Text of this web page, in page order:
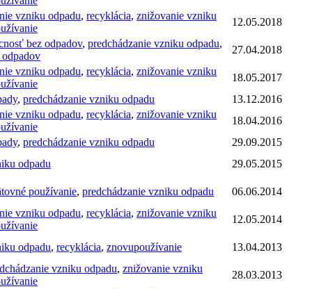
vzniku odpadu, recyklácia, znižovanie vzniku
12.05.2018
bez odpadov, predchádzanie vzniku odpadu,
27.04.2018
vzniku odpadu, recyklácia, znižovanie vzniku
18.05.2017
, predchádzanie vzniku odpadu
13.12.2016
vzniku odpadu, recyklácia, znižovanie vzniku
18.04.2016
, predchádzanie vzniku odpadu
29.09.2015
odpadu 29.05.2015
používanie, predchádzanie vzniku odpadu 06.06.2014
vzniku odpadu, recyklácia, znižovanie vzniku
12.05.2014
odpadu, recyklácia, znovupoužívanie 13.04.2013
vzniku odpadu, znižovanie vzniku
28.03.2013